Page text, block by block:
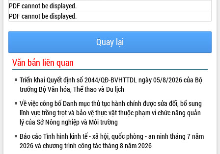
VIDEO
Loading the player...
PDF cannot be displayed.
PDF cannot be displayed.
Quay lại
Văn bản liên quan
Triển khai Quyết định số 2044/QĐ-BVHTTDL ngày 05/8/2026 của Bộ
trưởng Bộ Văn hóa, Thể thao và Du lịch
Về việc công bố Danh mục thủ tục hành chính được sửa đổi, bổ sung
lĩnh vực trồng trọt và bảo vệ thực vật thuộc phạm vi chức năng quản
lý của Sở Nông nghiệp và Môi trường
Báo cáo Tình hình kinh tế - xã hội, quốc phòng - an ninh tháng 7 năm
2026 và chương trình công tác tháng 8 năm 2026